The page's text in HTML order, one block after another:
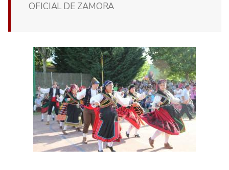
OFICIAL DE ZAMORA